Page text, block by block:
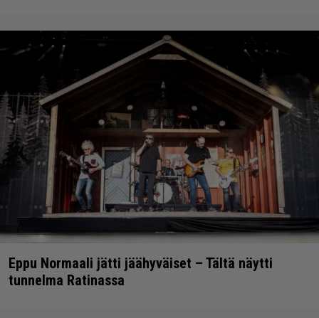
Eppu Normaali jätti jäähyväiset – Tältä näytti
tunnelma Ratinassa